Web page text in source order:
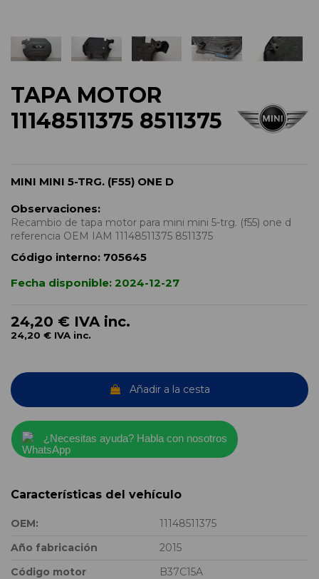
TAPA MOTOR
11148511375 8511375
MINI MINI 5-TRG. (F55) ONE D
Observaciones:
Recambio de tapa motor para mini mini 5-trg. (f55) one d
referencia OEM IAM 11148511375 8511375
Código interno: 705645
Fecha disponible: 2024-12-27
24,20 € IVA inc.
24,20 € IVA inc.
Añadir a la cesta
¿Necesitas ayuda? Habla con nosotros
Características del vehículo
OEM:
11148511375
Año fabricación
2015
Código motor
B37C15A